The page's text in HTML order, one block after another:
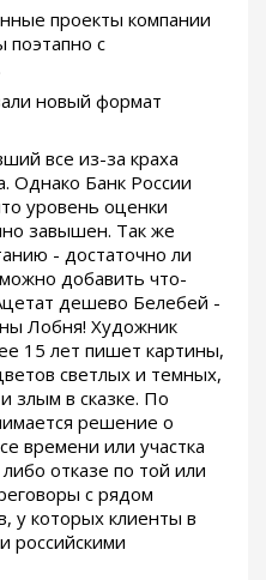
проекты компании
с
новый формат
все из-за краха
Однако Банк России
уровень оценки
завышен. Так же
- достаточно ли
добавить что-
дешево Белебей -
Лобня! Художник
15 лет пишет картины,
светлых и темных,
злым в сказке. По
решение о
времени или участка
отказе по той или
с рядом
у которых клиенты в
российскими